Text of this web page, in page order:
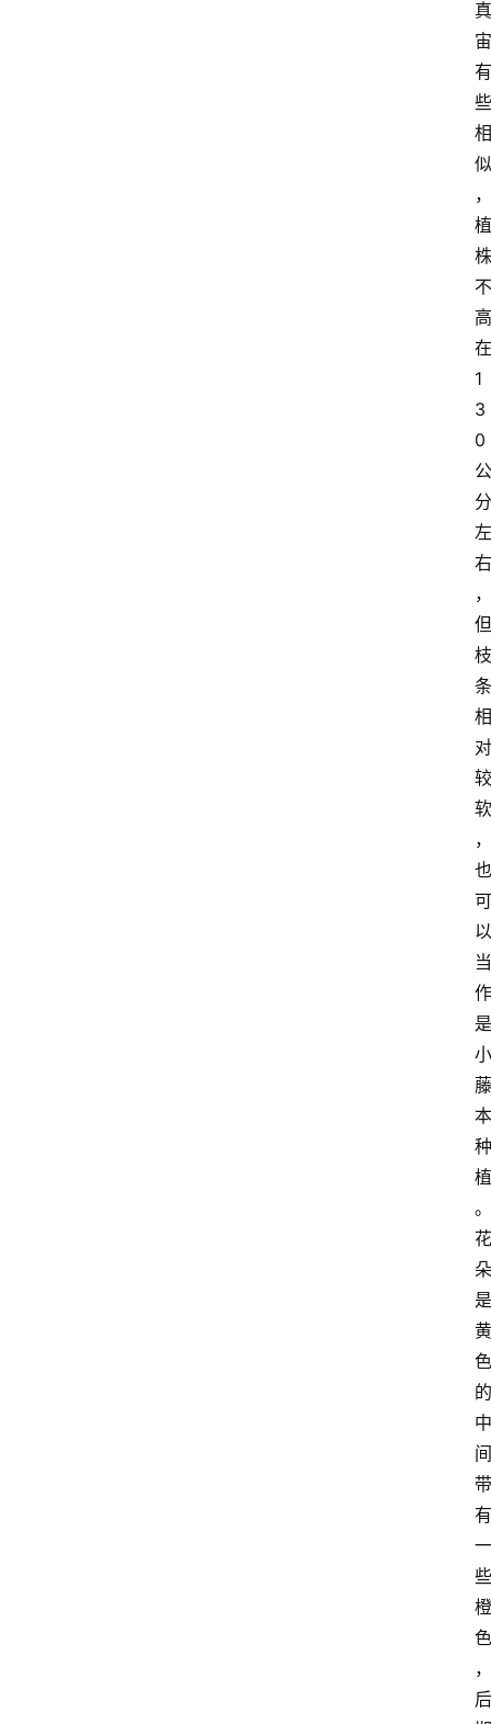
真
宙
有
些
相
似
，
植
株
不
高
在
1
3
0
公
分
左
右
，
但
枝
条
相
对
较
软
，
也
可
以
当
作
是
小
藤
本
种
植
。
花
朵
是
黄
色
的
中
间
带
有
一
些
橙
色
，
后